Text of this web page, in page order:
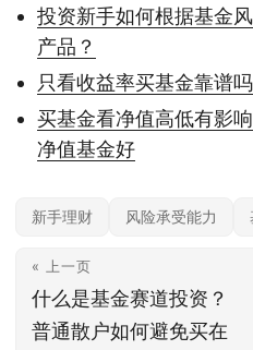
投资新手如何根据基金
产品？
只看收益率买基金靠谱
买基金看净值高低有影
净值基金好
新手理财 风险承受能力
« 上一页
什么是基金赛道投资？
普通散户如何避免买在